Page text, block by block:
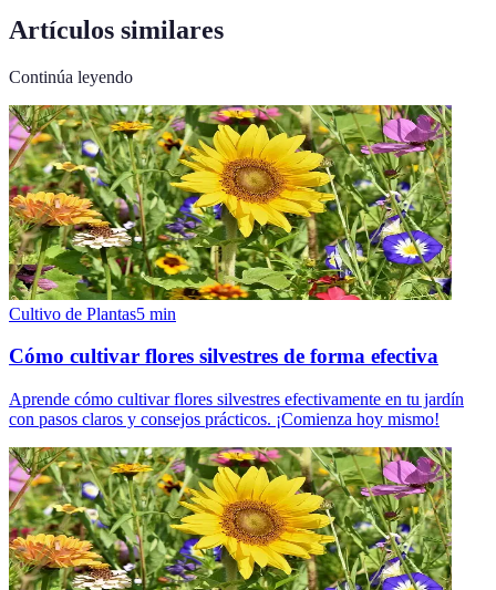
Artículos similares
Continúa leyendo
Cultivo de Plantas5 min
Cómo cultivar flores silvestres de forma efectiva
Aprende cómo cultivar flores silvestres efectivamente en tu jardín
con pasos claros y consejos prácticos. ¡Comienza hoy mismo!